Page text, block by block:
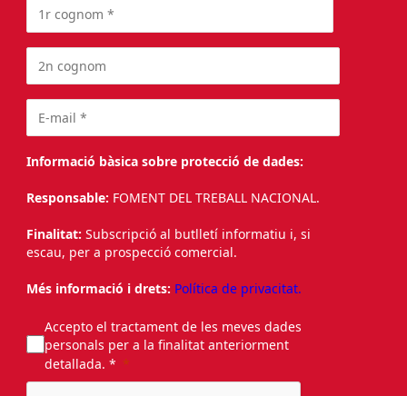
Informació bàsica sobre protecció de dades:
Responsable: FOMENT DEL TREBALL NACIONAL.
Finalitat: Subscripció al butlletí informatiu i, si
escau, per a prospecció comercial.
Més informació i drets: Política de privacitat.
Accepto el tractament de les meves dades
personals per a la finalitat anteriorment
detallada. *